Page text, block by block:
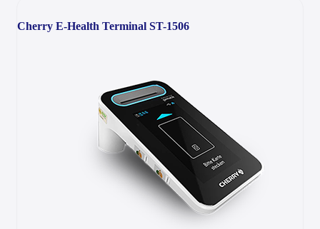
Cherry E-Health Terminal ST-1506